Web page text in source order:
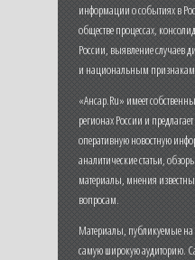
информации о событиях в
обществе процессах,
России, выявление
и национальным
«Ансар.Ru» имеет
регионах России и
оперативную новостную
аналитические статьи,
материалы, мнения
вопросам.
Материалы, публикуемые
самую широкую аудиторию.